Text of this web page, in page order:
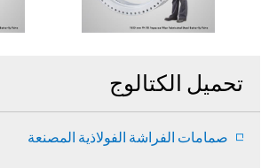
تحميل الكتالوج
صمامات الفراشة الفولاذية المصنعة